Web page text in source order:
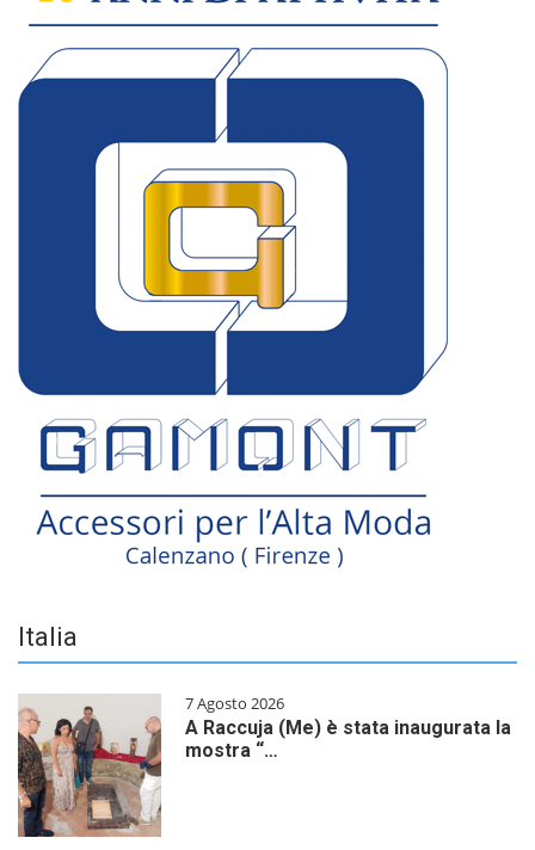
Italia
7 Agosto 2026
A Raccuja (Me) è stata inaugurata la
mostra “…